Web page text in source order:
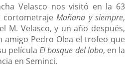
Velasco nos visitó en la 63
cortometrajeMañana y siempre,
M. Velasco, y un año después,
amigo Pedro Olea el trofeo que
películaEl bosque del lobo, en la
en Seminci.